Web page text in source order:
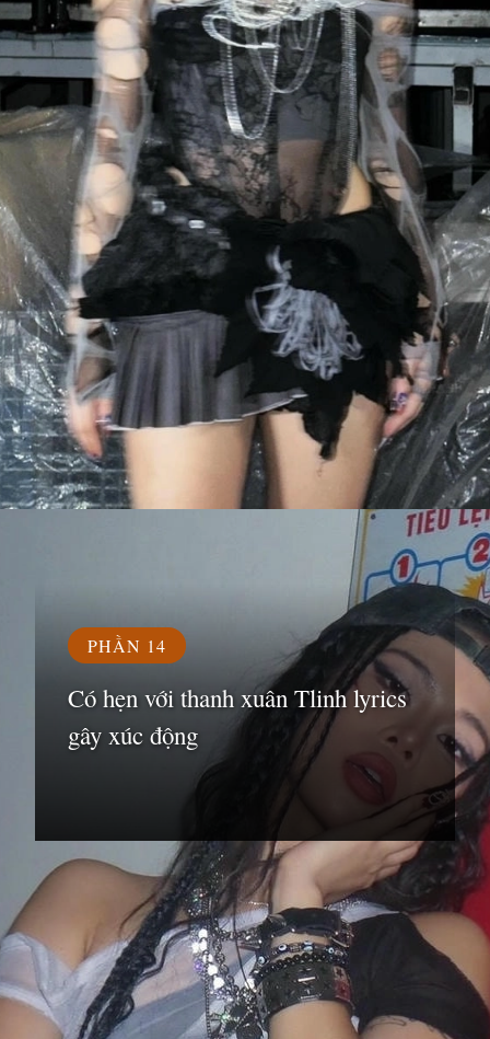
PHẦN 14
Có hẹn với thanh xuân Tlinh lyrics
gây xúc động